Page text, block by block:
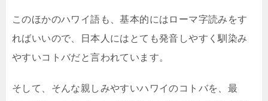
このほかのハワイ語も、基本的にはローマ字読みをす
ればいいので、日本人にはとても発音しやすく馴染み
やすいコトバだと言われています。
そして、そんな親しみやすいハワイのコトバを、最